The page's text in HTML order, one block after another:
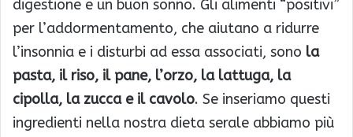
digestione e un buon sonno. Gli alimenti “positivi”
per l’addormentamento, che aiutano a ridurre
l’insonnia e i disturbi ad essa associati, sono la
pasta, il riso, il pane, l’orzo, la lattuga, la
cipolla, la zucca e il cavolo. Se inseriamo questi
ingredienti nella nostra dieta serale abbiamo più